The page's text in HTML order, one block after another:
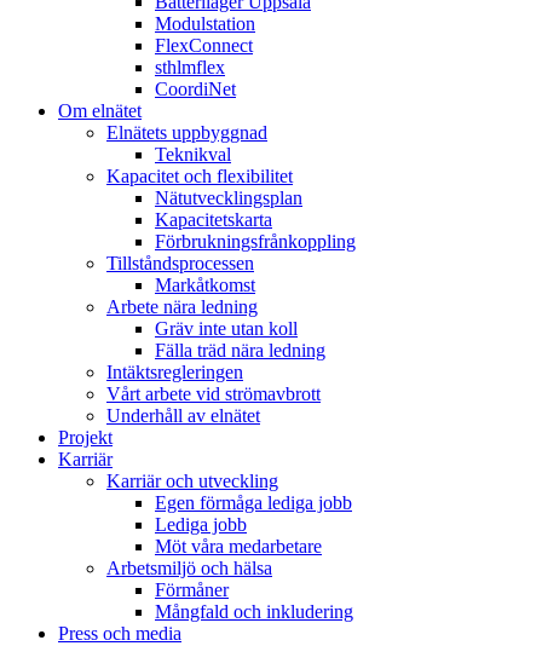
Modulstation
FlexConnect
sthlmflex
CoordiNet
Om elnätet
Elnätets uppbyggnad
Teknikval
Kapacitet och flexibilitet
Nätutvecklingsplan
Kapacitetskarta
Förbrukningsfrånkoppling
Tillståndsprocessen
Markåtkomst
Arbete nära ledning
Gräv inte utan koll
Fälla träd nära ledning
Intäktsregleringen
Vårt arbete vid strömavbrott
Underhåll av elnätet
Projekt
Karriär
Karriär och utveckling
Egen förmåga lediga jobb
Lediga jobb
Möt våra medarbetare
Arbetsmiljö och hälsa
Förmåner
Mångfald och inkludering
Press och media